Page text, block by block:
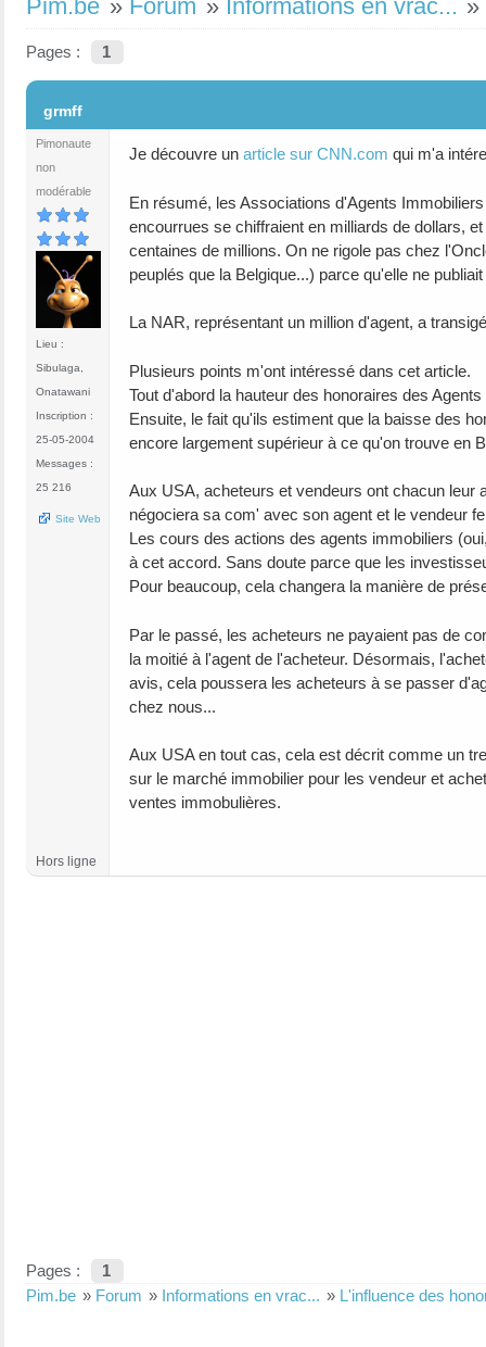
Pim.be » Forum » Informations en vrac... »
Pages : 1
grmff
Pimonaute
non
modérable
Lieu :
Sibulaga,
Onatawani
Inscription :
25-05-2004
Messages :
25 216
Site Web
Je découvre un article sur CNN.com qui m'a
En résumé, les Associations d'Agents
encourrues se chiffraient en milliards de dollars,
centaines de millions. On ne rigole pas chez
peuplés que la Belgique...) parce qu'elle ne
La NAR, représentant un million d'agent, a
Plusieurs points m'ont intéressé dans cet article.
Tout d'abord la hauteur des honoraires des
Ensuite, le fait qu'ils estiment que la baisse des
encore largement supérieur à ce qu'on trouve en
Aux USA, acheteurs et vendeurs ont chacun leur
négociera sa com' avec son agent et le vendeur
Les cours des actions des agents immobiliers
à cet accord. Sans doute parce que les
Pour beaucoup, cela changera la manière de
Par le passé, les acheteurs ne payaient pas de
la moitié à l'agent de l'acheteur. Désormais,
avis, cela poussera les acheteurs à se passer
chez nous...
Aux USA en tout cas, cela est décrit comme un
sur le marché immobilier pour les vendeur et
ventes immobulières.
Hors ligne
Pages :
1
Pim.be » Forum » Informations en vrac... » L'influence des